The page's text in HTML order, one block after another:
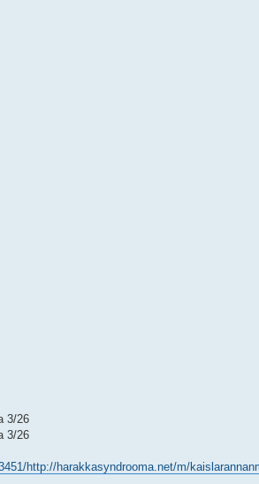
3/26
3/26
http://harakkasyndrooma.net/m/